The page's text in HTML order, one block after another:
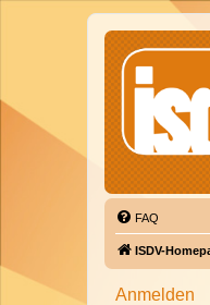
FAQ
ISDV-
Anmelden